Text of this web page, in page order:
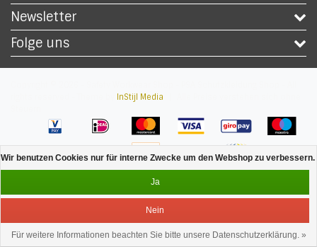
Newsletter
Folge uns
InStijl Media
Bedienung Menu anmelden Ihr Warenkorb
Wir benutzen Cookies nur für interne Zwecke um den Webshop zu
Ja
Nein
Für weitere Informationen beachten Sie bitte unsere Datenschutzerklärung. »